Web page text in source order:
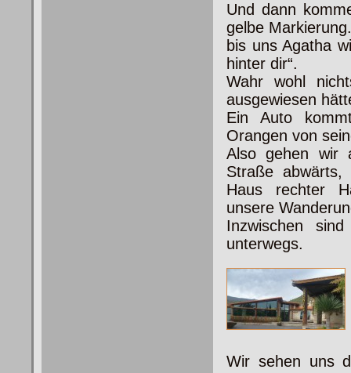
Und dann
gelbe
bis uns Agatha
hinter dir“.
Wahr wohl
ausgewiesen
Ein Auto
Orangen von
Also gehen wir
Straße
Haus rechter
unsere
Inzwischen
unterwegs.
Wir sehen uns